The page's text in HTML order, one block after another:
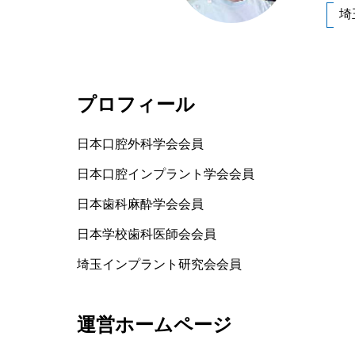
埼
プロフィール
日本口腔外科学会会員
日本口腔インプラント学会会員
日本歯科麻酔学会会員
日本学校歯科医師会会員
埼玉インプラント研究会会員
運営ホームページ